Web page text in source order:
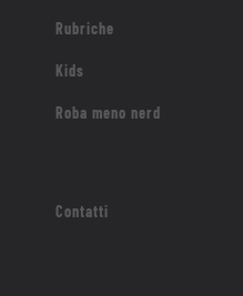
Rubriche
Kids
Roba meno nerd
Contatti